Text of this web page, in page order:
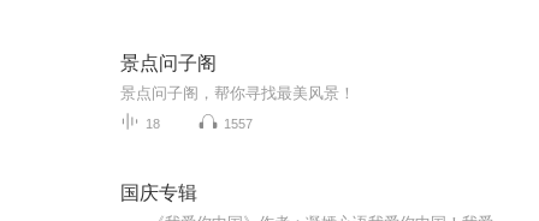
景点问子阁
景点问子阁，帮你寻找最美风景！
18 1557
国庆专辑